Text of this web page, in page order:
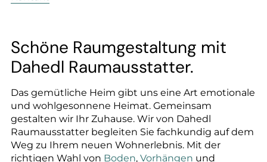
Schöne Raumgestaltung mit
Dahedl Raumausstatter.
Das gemütliche Heim gibt uns eine Art emotionale
und wohlgesonnene Heimat. Gemeinsam
gestalten wir Ihr Zuhause. Wir von Dahedl
Raumausstatter begleiten Sie fachkundig auf dem
Weg zu Ihrem neuen Wohnerlebnis. Mit der
richtigen Wahl von Boden, Vorhängen und